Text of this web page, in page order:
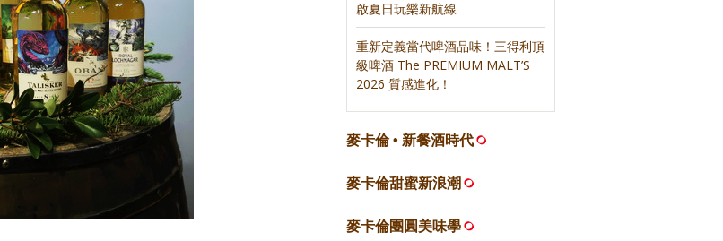
啟夏日玩樂新航線
重新定義當代啤酒品味！三得利頂
級啤酒 The PREMIUM MALT’S
2026 質感進化！
麥卡倫 • 新餐酒時代
麥卡倫甜蜜新浪潮
麥卡倫團圓美味學